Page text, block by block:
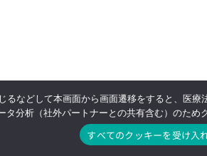
Privacy Policy 特定商
© 2022 病児・病後児保育 みやびの.
などして本画面から画面遷移をすると、医療
タ分析（社外パートナーとの共有含む）のため
すべてのクッキーを受け入